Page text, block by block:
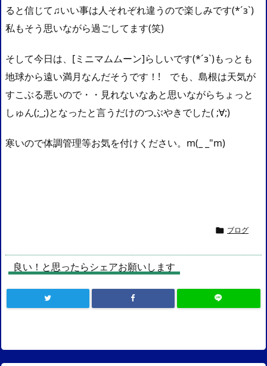
ると信じて♫いい事は人それぞれ違うので楽しみです(*´з`)
私もそう思いながら過ごしてます(笑)
そして今日は、[ミニマムムーン]らしいです(*´з`)もっとも
地球から遠い満月なんだそうです！! でも、島根は天気が
すこぶる悪いので・・見れないなあと思いながらちょっと
しゅん(;_;)となったと言うだけのつぶやきでした( ;∀;)
寒いので体調管理等お気を付けください。m(_ _"m)
 ブログ
良い！と思ったらシェアお願いします